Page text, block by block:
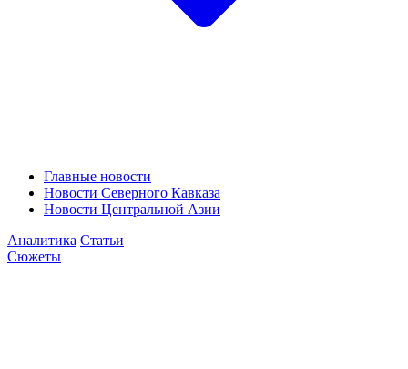
Главные новости
Новости Северного Кавказа
Новости Центральной Азии
Аналитика Статьи
Сюжеты